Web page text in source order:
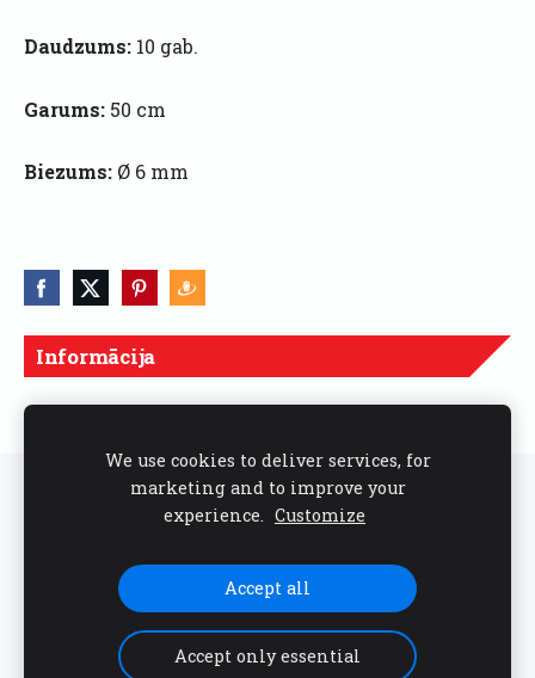
Informācija
Cenas norādītas ar PVN
Daudzums: 10 gab.
Garums: 50 cm
Biezums: Ø 6 mm
Sīkdatnes
Seko mums sociālajos tīklos
We use cookies to deliver services, for
marketing and to improve your
experience. Customize
Accept all
Accept only essential